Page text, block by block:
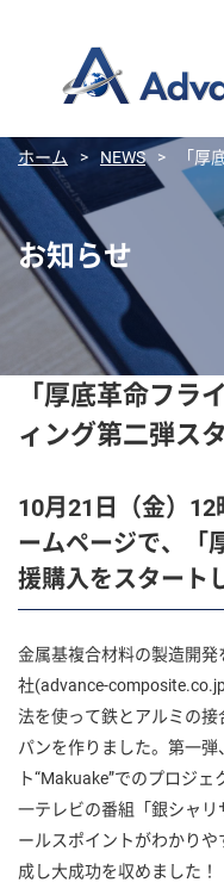
ホーム > NEWS > 「厚
お知らせ
「厚底革命フラ
ィング第二弾ス
10月21日（金）
ームページで、「
援購入をスタート
金属基複合材料の製造開
社(advance-
法を使って鉄とアルミの
パンを作りました。第一
ト“Makuake”でのプロジ
一テレビの番組「銀シャ
ールスポイントがわかり
成し大成功を収めました！